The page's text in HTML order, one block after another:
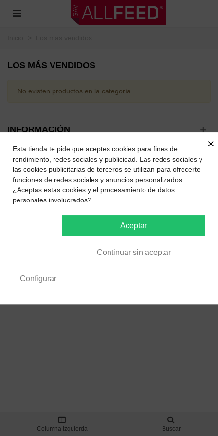
LOS MÁS VENDIDOS
No existen productos en la categoría.
INFORMACIÓN
SOBRE GAV-ALLFEED
MÁS VISITADAS
Columna izquierda Buscar
×
Esta tienda te pide que aceptes cookies para fines de
rendimiento, redes sociales y publicidad. Las redes sociales y
las cookies publicitarias de terceros se utilizan para ofrecerte
funciones de redes sociales y anuncios personalizados.
¿Aceptas estas cookies y el procesamiento de datos
personales involucrados?
Aceptar
Continuar sin aceptar
Configurar